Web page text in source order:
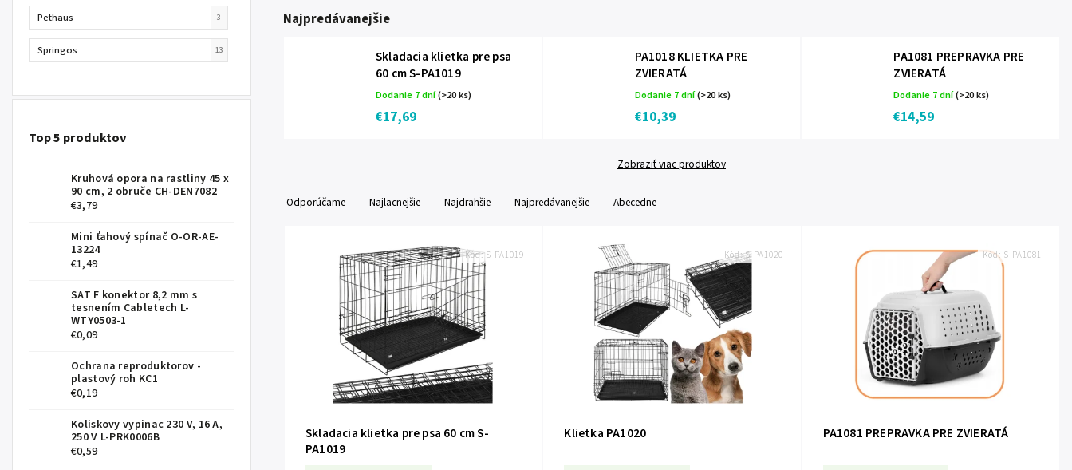
Pethaus 3
Springos 13
Top 5 produktov
Kruhová opora na rastliny 45 x
90 cm, 2 obruče CH-DEN7082
€3,79
Mini ťahový spínač O-OR-AE-
13224
€1,49
SAT F konektor 8,2 mm s
tesnením Cabletech L-
WTY0503-1
€0,09
Ochrana reproduktorov -
plastový roh KC1
€0,19
Koliskovy vypinac 230 V, 16 A,
250 V L-PRK0006B
€0,59
Najpredávanejšie
Skladacia klietka pre psa
60 cm S-PA1019
Dodanie 7 dní(>20 ks)
€17,69
PA1018 KLIETKA PRE
ZVIERATÁ
Dodanie 7 dní(>20 ks)
€10,39
PA1081 PREPRAVKA PRE
ZVIERATÁ
Dodanie 7 dní(>20 ks)
€14,59
Zobraziť viac produktov
Odporúčame Najlacnejšie Najdrahšie Najpredávanejšie Abecedne
Skladacia klietka pre psa 60 cm S-
PA1019
Kód:S-PA1019
Klietka PA1020
Kód:S-PA1020
PA1081 PREPRAVKA PRE ZVIERATÁ
Kód: S-PA1081